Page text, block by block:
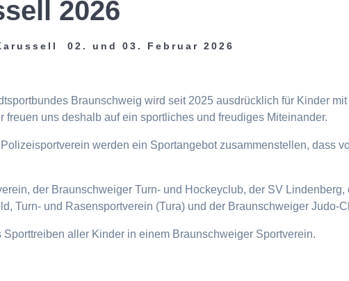
2026
02. und 03. Februar 2026
Braunschweig wird seit 2025 ausdrücklich für Kinder
uns deshalb auf ein sportliches und freudiges Miteinander.
werden ein Sportangebot zusammenstellen, dass
der Braunschweiger Turn- und Hockeyclub, der SV
Turn- und Rasensportverein (Tura) und der Braunschweiger Judo-
aller Kinder in einem Braunschweiger Sportverein.